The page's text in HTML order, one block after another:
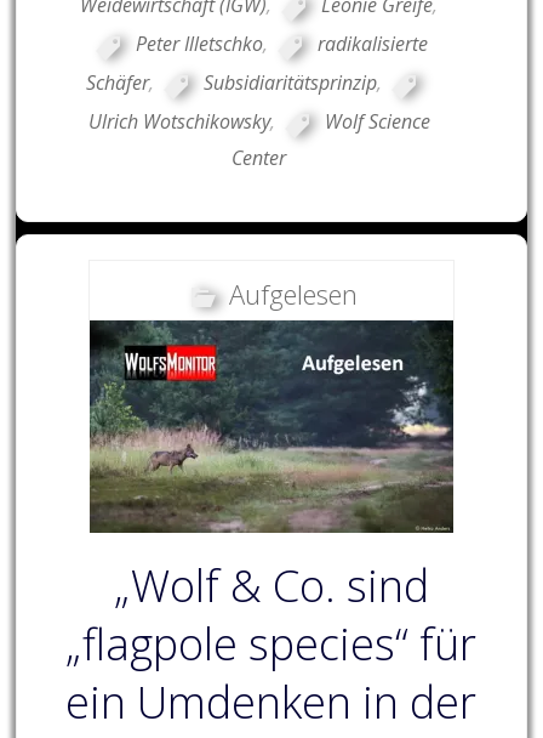
Peter Illetschko,
radikalisierte
Schäfer, Subsidiaritätsprinzip,
Ulrich Wotschikowsky,
Wolf Science
Center
Aufgelesen
„Wolf & Co. sind
„flagpole species“ für
ein Umdenken in der